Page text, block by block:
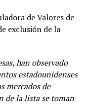
de Valores de
exclusión de la
han observado
estadounidenses
mercados de
de la lista se toman